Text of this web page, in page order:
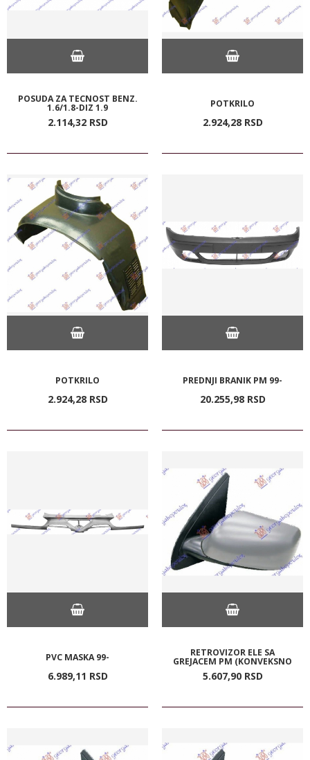
POSUDA ZA TECNOST BENZ.
1.6/1.8-DIZ 1.9
2.114,32 RSD
POTKRILO
2.924,28 RSD
POTKRILO
2.924,28 RSD
PREDNJI BRANIK PM 99-
20.255,98 RSD
PVC MASKA 99-
6.989,11 RSD
RETROVIZOR ELE SA
GREJACEM PM (KONVEKSNO
5.607,90 RSD